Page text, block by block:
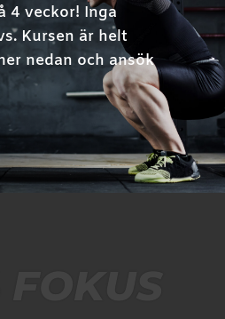
4 veckor! Inga
Kursen är helt
nedan och ansök